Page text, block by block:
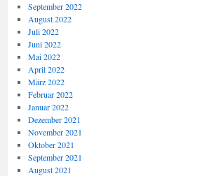
September 2022
August 2022
Juli 2022
Juni 2022
Mai 2022
April 2022
März 2022
Februar 2022
Januar 2022
Dezember 2021
November 2021
Oktober 2021
September 2021
August 2021